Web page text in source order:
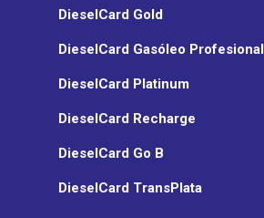
DieselCard Gold
DieselCard Gasóleo Profesional
DieselCard Platinum
DieselCard Recharge
DieselCard Go B
DieselCard TransPlata